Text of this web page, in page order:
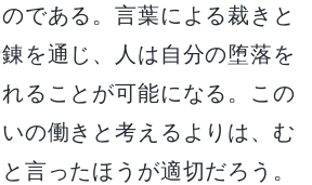
である。言葉による裁きと
を通じ、人は自分の堕落を
ることが可能になる。この
の働きと考えるよりは、む
言ったほうが適切だろう。